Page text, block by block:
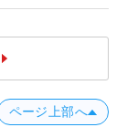
ページ上部へ